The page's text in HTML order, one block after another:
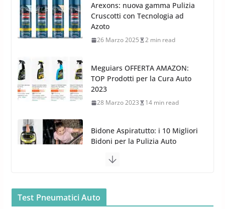
l’acquisizione di Reedijk
3 Dicembre 2024 3 min read
Meguiars OFFERTA AMAZON:
TOP Prodotti per la Cura Auto
2023
28 Marzo 2023 14 min read
Bidone Aspiratutto: i 10 Migliori
Bidoni per la Pulizia Auto
6 Maggio 2022
Gun per la tua Idropulitrice?
5 Maggio 2022 2 min read
Car Care
26 Marzo 2025 2 min read
Test Pneumatici Auto